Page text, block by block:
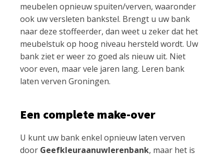
meubelen opnieuw spuiten/verven, waaronder
ook uw versleten bankstel. Brengt u uw bank
naar deze stoffeerder, dan weet u zeker dat het
meubelstuk op hoog niveau hersteld wordt. Uw
bank ziet er weer zo goed als nieuw uit. Niet
voor even, maar vele jaren lang. Leren bank
laten verven Groningen.
Een complete make-over
U kunt uw bank enkel opnieuw laten verven
door Geefkleuraanuwlerenbank, maar het is